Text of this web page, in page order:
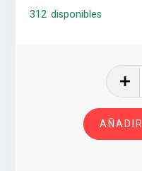
312 disponibles